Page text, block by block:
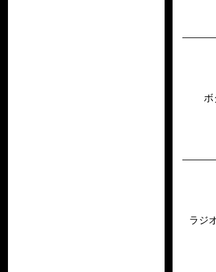
ボ
ラジ